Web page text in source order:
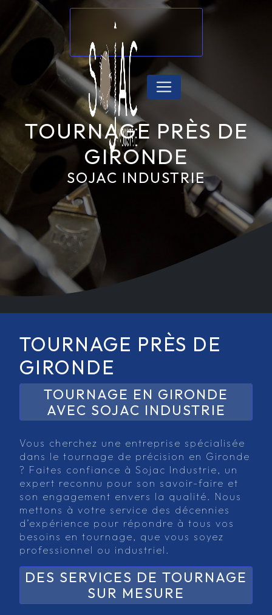
TOURNAGE PRÈS DE
GIRONDE
SOJAC INDUSTRIE
TOURNAGE PRÈS DE
GIRONDE
TOURNAGE EN GIRONDE
AVEC SOJAC INDUSTRIE
Vous cherchez une entreprise spécialisée
dans le tournage de précision en Gironde
? Faites confiance à Sojac Industrie, un
expert reconnu pour son savoir-faire et
son engagement envers la qualité. Nous
mettons à votre service des décennies
d’expérience pour répondre à tous vos
besoins en tournage, que vous soyez
professionnel ou industriel.
DES SERVICES DE TOURNAGE
SUR MESURE
Panneau de gestion des cookies